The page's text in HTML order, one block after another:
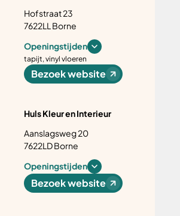
Hofstraat 23
7622LL Borne
Openingstijden
tapijt, vinyl vloeren
Bezoek website
Huls Kleur en Interieur
Aanslagsweg 20
7622LD Borne
Openingstijden
Bezoek website